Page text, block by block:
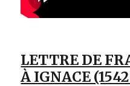
LETTRE DE
À IGNACE